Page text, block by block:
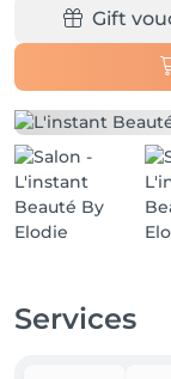
Gift
Services